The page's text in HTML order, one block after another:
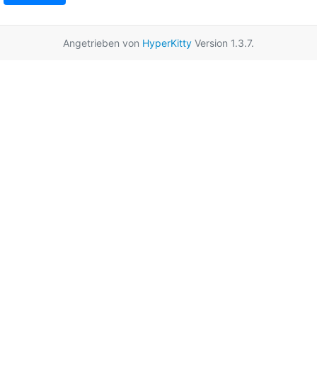
Angetrieben von HyperKitty Version 1.3.7.